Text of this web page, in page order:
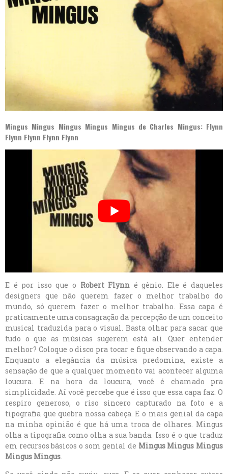
Mingus Mingus Mingus Mingus Mingus de Charles Mingus: Flynn
Flynn Flynn Flynn Flynn
E é por isso que o Robert Flynn é gênio. Ele é daqueles
designers que não querem fazer o melhor trabalho do
mundo, só querem fazer o melhor trabalho. Essa capa é
praticamente uma consagração da percepção de um conceito
musical traduzida para o visual. Basta olhar para sacar que
tudo o que as músicas sugerem está ali. Quer entender
melhor? Coloque o disco pra tocar e fique observando a capa.
Enquanto a elegância da música predomina, existe a
sensação de que a qualquer momento vai acontecer alguma
loucura. E na hora da loucura, você é chamado pra
simplicidade. Aí você percebe que é isso que essa capa faz. O
respiro generoso, o riso sincero capturado na foto e a
tipografia que quebra nossa cabeça. E o mais genial da capa
na minha opinião é que há uma troca de olhares. Mingus
olha a tipografia como olha a sua banda. Isso é o que traduz
em recursos básicos o som genial de Mingus Mingus Mingus
Mingus Mingus